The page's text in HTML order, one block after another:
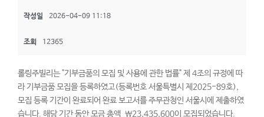
작성일 2026-04-09 11:18
조회 12365
롤링주빌리는 "기부금품의 모집 및 사용에 관한 법률" 제 4조의 규정에 따
라 기부금품 모집을 등록하였고(등록번호 서울특별시 제2025-89호),
모집 등록 기간이 완료되어 완료 보고서를 주무관청인 서울시에 제출하였
습니다. 해당 기간 동안 모금 총액 ￦23,435,600이 모집되었습니다.